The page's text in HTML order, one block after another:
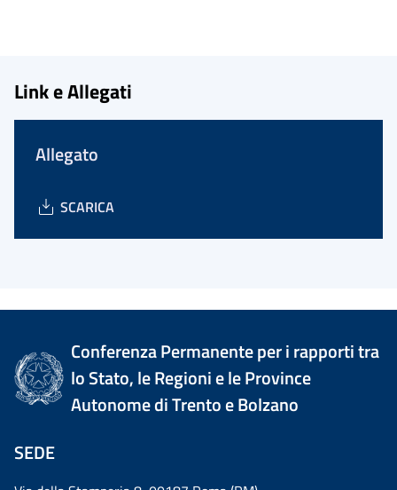
Link e Allegati
Allegato
SCARICA
Conferenza Permanente per i rapporti tra
lo Stato, le Regioni e le Province
Autonome di Trento e Bolzano
SEDE